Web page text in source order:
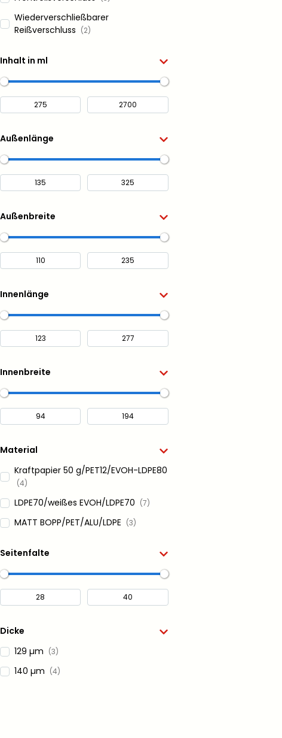
Wiederverschließbarer
Reißverschluss (2)
Inhalt in ml
Außenlänge
Außenbreite
Innenlänge
Innenbreite
Material
Kraftpapier 50 g/PET12/EVOH-LDPE80
(4)
LDPE70/weißes EVOH/LDPE70 (7)
MATT BOPP/PET/ALU/LDPE (3)
Seitenfalte
Dicke
129 µm (3)
140 µm (4)